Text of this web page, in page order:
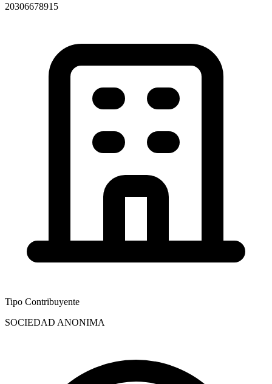
20306678915
Tipo Contribuyente
SOCIEDAD ANONIMA